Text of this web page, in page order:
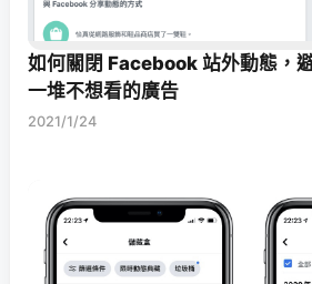
如何關閉 Facebook 站外動態，
一堆不想看的廣告
2021/1/24